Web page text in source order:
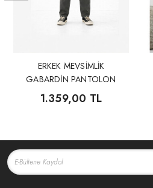
ERKEK MEVSİMLİK
GABARDİN PANTOLON
SIRT DETAYLI T-SHİRT
1.359,00 TL